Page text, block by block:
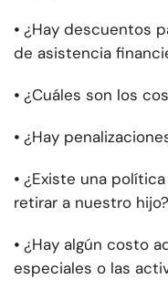
⦁ ¿Hay descuentos
de asistencia
⦁ ¿Cuáles son los
⦁ ¿Hay
⦁ ¿Existe una
retirar a nuestro hijo?
⦁ ¿Hay algún costo
especiales o las